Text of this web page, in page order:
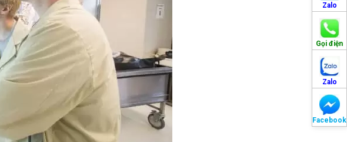
Zalo
Gọi điện
Zalo
Facebook